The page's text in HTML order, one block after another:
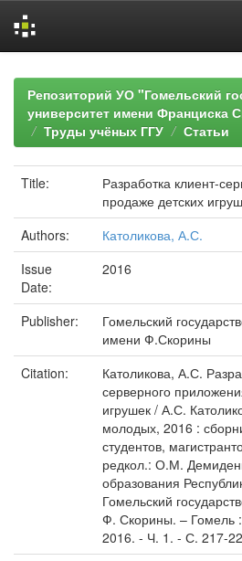
navigationРепозиторий УО "Гомельский
университет имени Франциска
Труды учёных ГГУ
Статьи
Title:
Разработка клиент-
продаже детских
Authors:
Католикова, А.С.
Issue
Date:
2016
Publisher:
Гомельский
имени Ф.Скорины
Citation:
Католикова, А.С.
серверного
игрушек / А.С.
молодых, 2016 :
студентов,
редкол.: О.М.
образования
Гомельский
Ф. Скорины. – Гомель
2016. - Ч. 1. - С. 217-